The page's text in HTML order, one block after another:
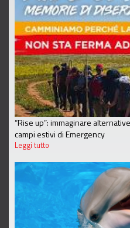
“Rise up”: immaginare
campi estivi di Emergency
Leggi tutto